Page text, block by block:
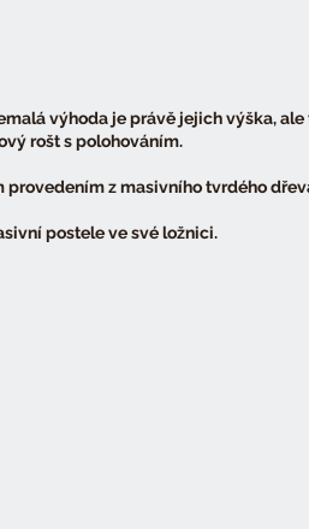
výhoda je právě jejich výška,
rošt s polohováním.
z masivního tvrdého
postele ve své ložnici.